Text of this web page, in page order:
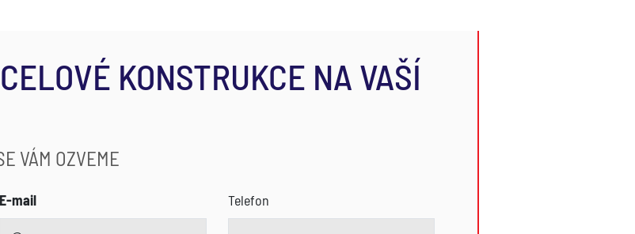
KONSTRUKCE NA VAŠÍ
VÁM OZVEME
E-mail Telefon